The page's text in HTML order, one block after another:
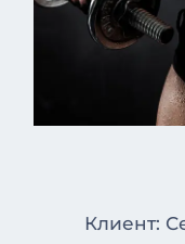
Клиент: